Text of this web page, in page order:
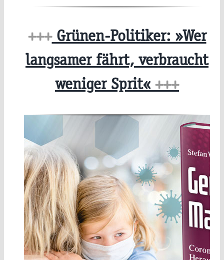
+++Grünen-Politiker: »Wer
langsamer fährt, verbraucht
weniger Sprit« +++